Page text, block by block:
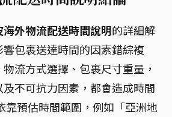
海外物流配送時間說明的詳細解
包裹送達時間的因素錯綜複
流方式選擇、包裹尺寸重量，
不可抗力因素，都會造成時間
靠預估時間範圍，例如「亞洲地